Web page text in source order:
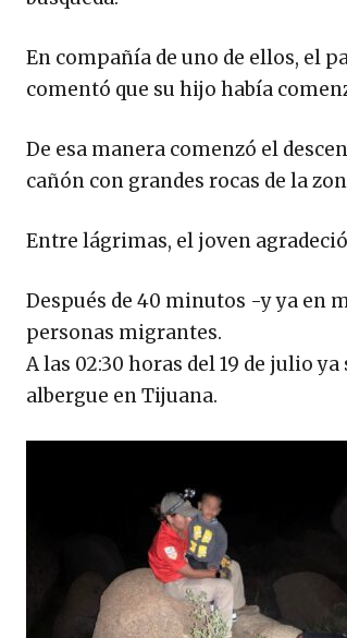
En compañía de uno de ellos, el
comentó que su hijo había
De esa manera comenzó el
cañón con grandes rocas de la
Entre lágrimas, el joven
Después de 40 minutos -y ya en
personas migrantes.
A las 02:30 horas del 19 de julio
albergue en Tijuana.